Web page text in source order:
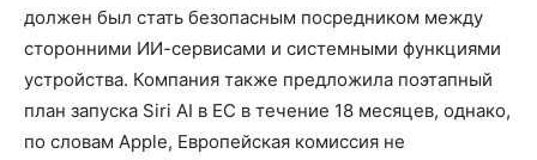
должен был стать безопасным посредником между
сторонними ИИ-сервисами и системными функциями
устройства. Компания также предложила поэтапный
план запуска Siri AI в ЕС в течение 18 месяцев, однако,
по словам Apple, Европейская комиссия не